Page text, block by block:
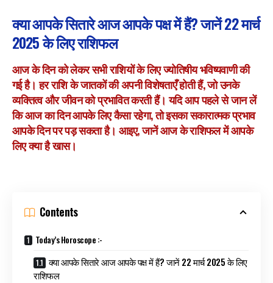
क्या आपके सितारे आज आपके पक्ष में हैं? जानें 22 मार्च
2025 के लिए राशिफल
आज के दिन को लेकर सभी राशियों के लिए ज्योतिषीय भविष्यवाणी की
गई है। हर राशि के जातकों की अपनी विशेषताएँ होती हैं, जो उनके
व्यक्तित्व और जीवन को प्रभावित करती हैं। यदि आप पहले से जान लें
कि आज का दिन आपके लिए कैसा रहेगा, तो इसका सकारात्मक प्रभाव
आपके दिन पर पड़ सकता है। आइए, जानें आज के राशिफल में आपके
लिए क्या है खास।
Contents
Today’s Horoscope :-
क्या आपके सितारे आज आपके पक्ष में हैं? जानें 22 मार्च 2025 के लिए
राशिफल